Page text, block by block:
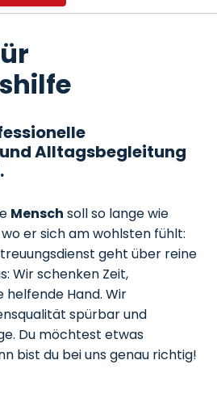
Alltagsbegleitung
Mensch soll so lange wie
er sich am wohlsten fühlt:
geht über reine
Wir schenken Zeit,
helfende Hand. Wir
spürbar und
Du möchtest etwas
bist du bei uns genau richtig!